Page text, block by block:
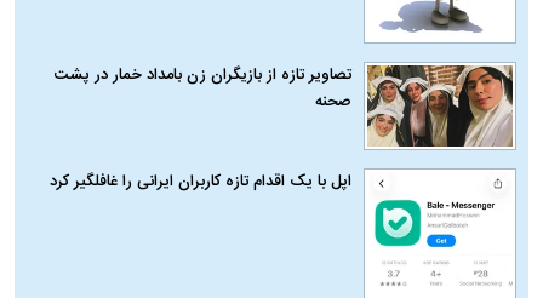
تصاویر تازه از بازیگران زن بامداد خمار در پشت
صحنه
اپل با یک اقدام تازه کاربران ایرانی را غافلگیر کرد